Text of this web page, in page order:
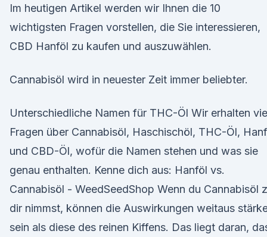
Im heutigen Artikel werden wir Ihnen die 10
wichtigsten Fragen vorstellen, die Sie interessieren,
CBD Hanföl zu kaufen und auszuwählen.
Cannabisöl wird in neuester Zeit immer beliebter.
Unterschiedliche Namen für THC-Öl Wir erhalten
Fragen über Cannabisöl, Haschischöl, THC-Öl,
und CBD-Öl, wofür die Namen stehen und was sie
genau enthalten. Kenne dich aus: Hanföl vs.
Cannabisöl - WeedSeedShop Wenn du Cannabisöl
dir nimmst, können die Auswirkungen weitaus
sein als diese des reinen Kiffens. Das liegt daran,